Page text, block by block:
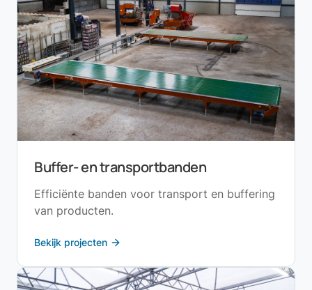
Buffer- en transportbanden
Efficiënte banden voor transport en buffering
van producten.
Bekijk projecten